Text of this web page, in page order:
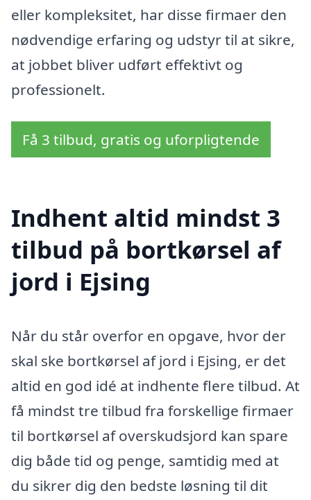
eller kompleksitet, har disse firmaer den
nødvendige erfaring og udstyr til at sikre,
at jobbet bliver udført effektivt og
professionelt.
Få 3 tilbud, gratis og uforpligtende
Indhent altid mindst 3
tilbud på bortkørsel af
jord i Ejsing
Når du står overfor en opgave, hvor der
skal ske bortkørsel af jord i Ejsing, er det
altid en god idé at indhente flere tilbud. At
få mindst tre tilbud fra forskellige firmaer
til bortkørsel af overskudsjord kan spare
dig både tid og penge, samtidig med at
du sikrer dig den bedste løsning til dit